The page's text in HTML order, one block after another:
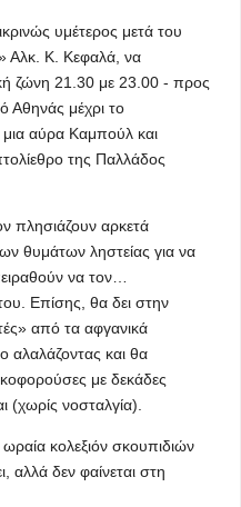
υμέτερος μετά του
Αλκ. Κ. Κεφαλά, να
ζώνη 21.30 με 23.00 - προς
Αθηνάς μέχρι το
μια αύρα Καμπούλ και
της Παλλάδος
πλησιάζουν αρκετά
θυμάτων ληστείας για να
να τον…
Επίσης, θα δει στην
από τα αφγανικά
αλαλάζοντας και θα
με δεκάδες
(χωρίς νοσταλγία).
κολεξιόν σκουπιδιών
δεν φαίνεται στη